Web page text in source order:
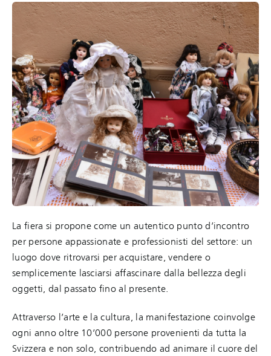
La fiera si propone come un autentico punto d’incontro
per persone appassionate e professionisti del settore: un
luogo dove ritrovarsi per acquistare, vendere o
semplicemente lasciarsi affascinare dalla bellezza degli
oggetti, dal passato fino al presente.
Attraverso l’arte e la cultura, la manifestazione coinvolge
ogni anno oltre 10’000 persone provenienti da tutta la
Svizzera e non solo, contribuendo ad animare il cuore del